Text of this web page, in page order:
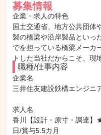
募集情報
企業・求人の特色
国土交通省、地方公共団体
製の橋梁や沿岸製品といっ
でを担っている橋梁メーカ
トした当社だからこそ、現
職種/仕事内容
企業名
三井住友建設鉄構エンジニ
求人名
香川【設計・原寸・調達
日/賞与5.5カ月